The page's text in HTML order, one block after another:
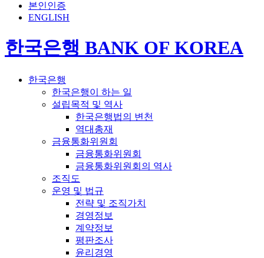
본인인증
ENGLISH
한국은행 BANK OF KOREA
한국은행
한국은행이 하는 일
설립목적 및 역사
한국은행법의 변천
역대총재
금융통화위원회
금융통화위원회
금융통화위원회의 역사
조직도
운영 및 법규
전략 및 조직가치
경영정보
계약정보
평판조사
윤리경영